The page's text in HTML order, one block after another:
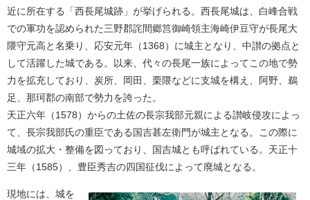
近に所在する「西長尾城跡」が挙げられる。西長尾城は、白峰合戦
での軍功を認められた三野郡詫間郷筥御崎領主海崎伊豆守が長尾大
隈守元高と名乗り、応安元年（1368）に城主となり、中讃の拠点と
して活躍した城である。以来、代々の長尾一族によってこの地で勢
力を拡充しており、炭所、岡田、栗隈などに支城を構え、阿野、鵜
足、那珂郡の南部で勢力を誇った。
天正六年（1578）からの土佐の長宗我部元親による讃岐侵攻によっ
て、長宗我部氏の重臣である国吉甚左衛門が城主となる。この際に
城域の拡大・整備を図っており、国吉城とも呼ばれている。天正十
三年（1585）、豊臣秀吉の四国征伐によって廃城となる。
現地には、城を